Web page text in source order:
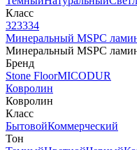
Класс
323334
Минеральный MSPC
Минеральный MSPC
Бренд
Stone FloorMICODUR
Ковролин
Ковролин
Класс
БытовойКоммерческий
Тон